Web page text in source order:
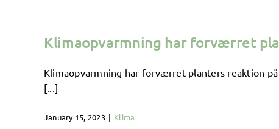
Klimaopvarmning har forværret
Klimaopvarmning har forværret planters reaktion
[...]
January 15, 2023 | Klima